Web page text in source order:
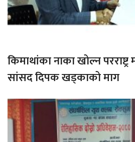
किमाथांका नाका खोल्न परराष्ट्र
सांसद दिपक खड्काको माग